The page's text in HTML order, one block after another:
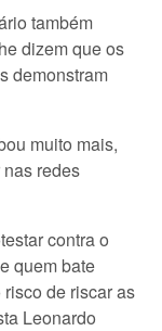
também
dizem que os
demonstram
muito mais,
redes
contra o
quem bate
de riscar as
Leonardo